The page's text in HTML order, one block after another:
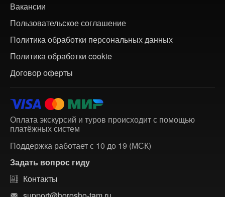
Вакансии
Пользовательское соглашение
Политика обработки персональных данных
Политика обработки cookie
Договор оферты
Оплата экскурсий и туров происходит с помощью
платёжных систем
Поддержка работает с 10 до 19 (МСК)
Задать вопрос гиду
Контакты